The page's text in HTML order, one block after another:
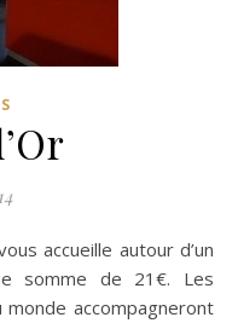
somme de 21€. Les
accompagneront